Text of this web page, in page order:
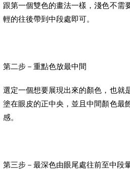
跟第一個雙色的畫法一樣，淺色不需
輕的往後帶到中段處即可。
第二步－重點色放最中間
選定一個想要展現出來的顏色，也就
塗在眼皮的正中央，並且中間顏色最
感。
第三步－最深色由眼尾處往前至中段